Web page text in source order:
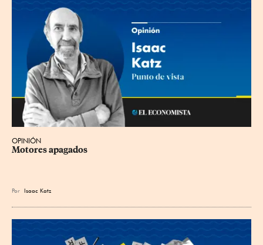
OPINIÓN
Motores apagados
Por Isaac Katz